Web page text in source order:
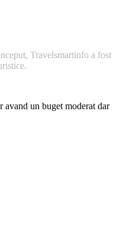
Travelsmartinfo a fost
un buget moderat dar